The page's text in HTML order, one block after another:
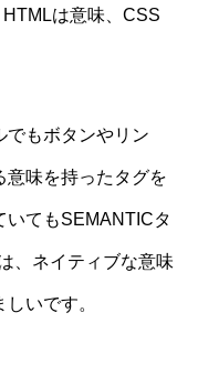
は意味、CSS
でもボタンやリン
意味を持ったタグを
いてもSEMANTICタ
、ネイティブな意味
いです。